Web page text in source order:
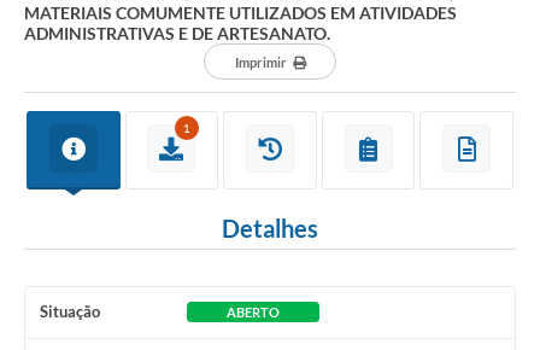
Ouvidoria
COVID-19
Patrimônio Cultural
Lei Aldir Blanc
Editais
MATERIAIS COMUMENTE UTILIZADOS EM ATIVIDADES
ADMINISTRATIVAS E DE ARTESANATO.
Imprimir
1
Detalhes
Situação ABERTO